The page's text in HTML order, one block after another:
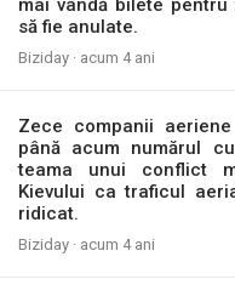
mai vândă bilete
să fie anulate.
Biziday · acum 4 ani
Zece companii
până acum numărul
teama unui conflict
Kievului ca traficul
ridicat.
Biziday · acum 4 ani